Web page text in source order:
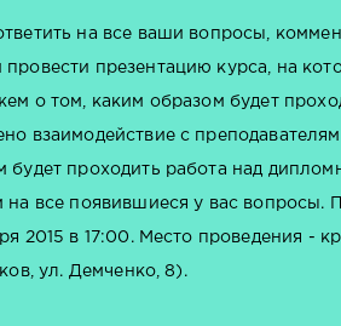
на все ваши вопросы,
презентацию курса, на
о том, каким образом будет
взаимодействие с
будет проходить работа над
на все появившиеся у вас вопросы.
2015 в 17:00. Место проведения -
ул. Демченко, 8).